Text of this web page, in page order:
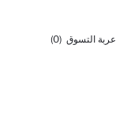
عربة التسوق (0)